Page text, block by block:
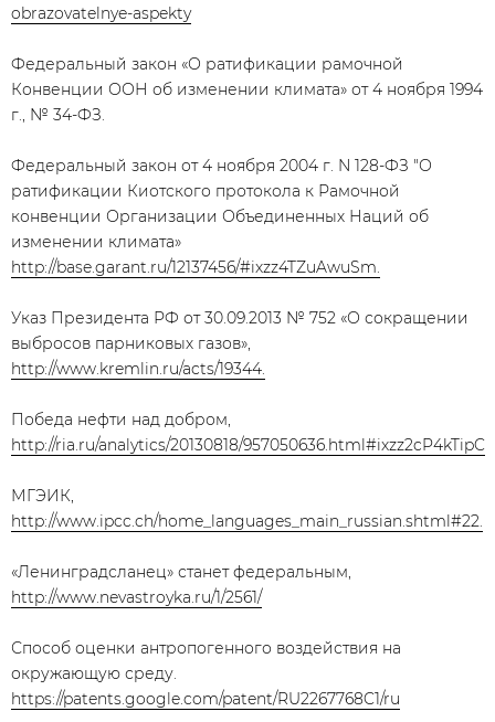
obrazovatelnye-aspekty
Федеральный закон «О ратификации рамочной
Конвенции ООН об изменении климата» от 4 ноября 1994
г., № 34-ФЗ.
Федеральный закон от 4 ноября 2004 г. N 128-ФЗ "О
ратификации Киотского протокола к Рамочной
конвенции Организации Объединенных Наций об
изменении климата»
http://base.garant.ru/12137456/#ixzz4TZuAwuSm.
Указ Президента РФ от 30.09.2013 № 752 «О сокращении
выбросов парниковых газов»,
http://www.kremlin.ru/acts/19344.
Победа нефти над добром,
http://ria.ru/analytics/20130818/957050636.html#ixzz2cP4kTipC
МГЭИК,
http://www.ipcc.ch/home_languages_main_russian.shtml#22.
«Ленинградсланец» станет федеральным,
http://www.nevastroyka.ru/1/2561/
Способ оценки антропогенного воздействия на
окружающую среду.
https://patents.google.com/patent/RU2267768C1/ru